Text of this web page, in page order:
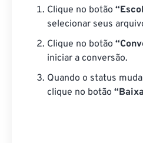
Clique no botão
selecionar seus
Clique no botão
iniciar a conversão.
Quando o status
clique no botão